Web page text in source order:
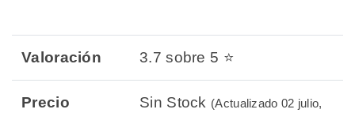
Valoración 3.7 sobre 5 ⭐
Precio Sin Stock (Actualizado 02 julio,